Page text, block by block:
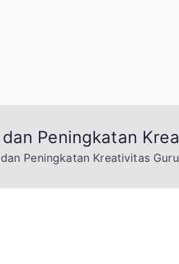
Peningkatan
Peningkatan Kreativitas Guru